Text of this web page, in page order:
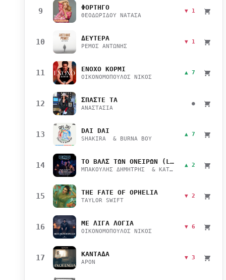
9 ΦΟΡΤΗΓΟ
ΘΕΟΔΩΡΙΔΟΥ ΝΑΤΑΣΑ
▼ 1
10 ΔΕΥΤΕΡΑ
ΡΕΜΟΣ ΑΝΤΩΝΗΣ
▼ 1
11 ΕΝΟΧΟ ΚΟΡΜΙ
ΟΙΚΟΝΟΜΟΠΟΥΛΟΣ ΝΙΚΟΣ
▲ 7
12 ΣΠΑΣΤΕ ΤΑ
ΑΝΑΣΤΑΣΙΑ
●
13 DAI DAI
SHAKIRA & BURNA BOY
▲ 7
14 ΤΟ ΒΑΛΣ ΤΩΝ ΟΝΕΙΡΩΝ (LIVE)
ΜΠΑΚΟΥΛΗΣ ΔΗΜΗΤΡΗΣ & ΚΑΤΣΙΜΙΧΑ ΜΑΡΙΑΝΑ
▲ 2
15 THE FATE OF OPHELIA
TAYLOR SWIFT
▼ 2
16 ΜΕ ΛΙΓΑ ΛΟΓΙΑ
ΟΙΚΟΝΟΜΟΠΟΥΛΟΣ ΝΙΚΟΣ
▼ 6
17 ΚΑΝΤΑΔΑ
APON
▼ 3